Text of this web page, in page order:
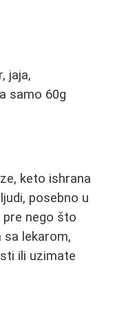
jaja,
samo 60g
keto ishrana
posebno u
nego što
lekarom,
ili uzimate